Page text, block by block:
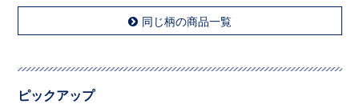
同じ柄の商品一覧
ピックアップ